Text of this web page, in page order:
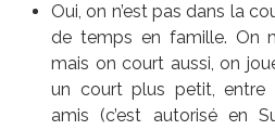
Oui, on n’est pas dans la
de temps en famille. On
mais on court aussi, on
un court plus petit, entre
amis (c’est autorisé en